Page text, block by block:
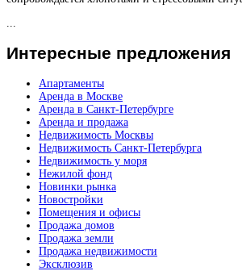
Интересные предложения
Апартаменты
Аренда в Москве
Аренда в Санкт-Петербурге
Аренда и продажа
Недвижимость Москвы
Недвижимость Санкт-Петербурга
Недвижимость у моря
Нежилой фонд
Новинки рынка
Новостройки
Помещения и офисы
Продажа домов
Продажа земли
Продажа недвижимости
Эксклюзив